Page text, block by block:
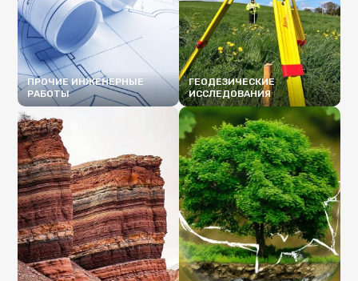
ПРОЧИЕ ИНЖЕНЕРНЫЕ
РАБОТЫ
ПОДРОБНЕЕ
ГЕОДЕЗИЧЕСКИЕ
ИССЛЕДОВАНИЯ
ПОДРОБНЕЕ